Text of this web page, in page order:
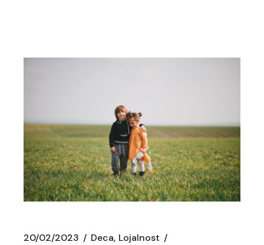
20/02/2023 Deca Lojalnost